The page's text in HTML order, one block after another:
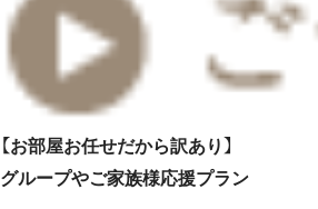
【お部屋お任せだから訳あり】
グループやご家族様応援プラン